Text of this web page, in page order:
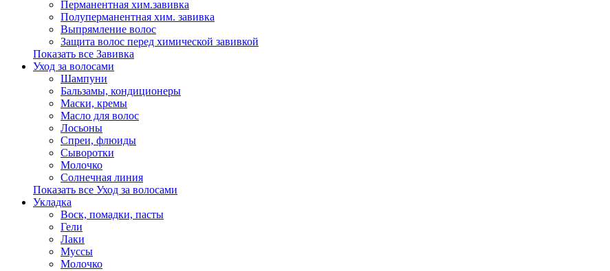
Перманентная хим.завивка
Полуперманентная хим. завивка
Выпрямление волос
Защита волос перед химической завивкой
Показать все Завивка
Уход за волосами
Шампуни
Бальзамы, кондиционеры
Маски, кремы
Масло для волос
Лосьоны
Спреи, флюиды
Сыворотки
Молочко
Солнечная линия
Показать все Уход за волосами
Укладка
Воск, помадки, пасты
Гели
Лаки
Муссы
Молочко